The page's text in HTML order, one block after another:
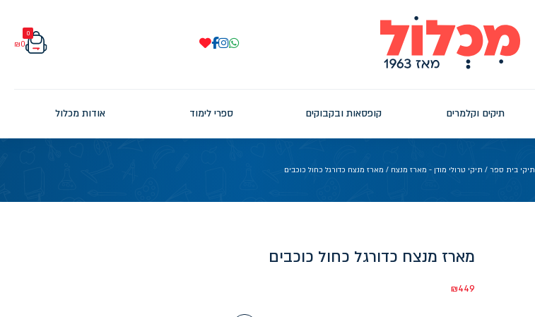
0
₪0
תיקים וקלמרים קופסאות ובקבוקים ספרי לימוד אודות מכלול
תיקי בית ספר / תיקי טרולי מודן - מארז מנצח / מארז מנצח כדורגל כחול כוכבים
מארז מנצח כדורגל כחול כוכבים
₪449